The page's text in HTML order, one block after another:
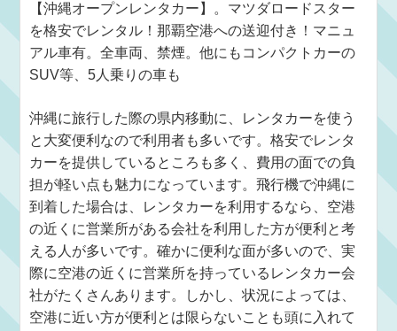
【沖縄オープンレンタカー】。マツダロードスター
を格安でレンタル！那覇空港への送迎付き！マニュ
アル車有。全車両、禁煙。他にもコンパクトカーの
SUV等、5人乗りの車も
沖縄に旅行した際の県内移動に、レンタカーを使う
と大変便利なので利用者も多いです。格安でレンタ
カーを提供しているところも多く、費用の面での負
担が軽い点も魅力になっています。飛行機で沖縄に
到着した場合は、レンタカーを利用するなら、空港
の近くに営業所がある会社を利用した方が便利と考
える人が多いです。確かに便利な面が多いので、実
際に空港の近くに営業所を持っているレンタカー会
社がたくさんあります。しかし、状況によっては、
空港に近い方が便利とは限らないことも頭に入れて